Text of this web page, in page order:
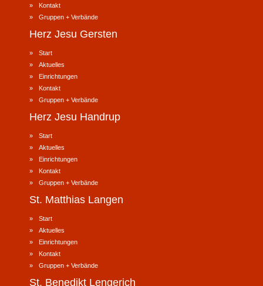
Kontakt
Gruppen + Verbände
Herz Jesu Gersten
Start
Aktuelles
Einrichtungen
Kontakt
Gruppen + Verbände
Herz Jesu Handrup
Start
Aktuelles
Einrichtungen
Kontakt
Gruppen + Verbände
St. Matthias Langen
Start
Aktuelles
Einrichtungen
Kontakt
Gruppen + Verbände
St. Benedikt Lengerich